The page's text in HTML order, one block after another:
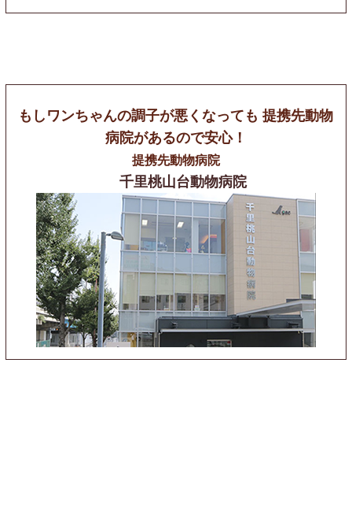
もしワンちゃんの調子が悪くなっても 提携先動物
病院があるので安心！
提携先動物病院
千里桃山台動物病院